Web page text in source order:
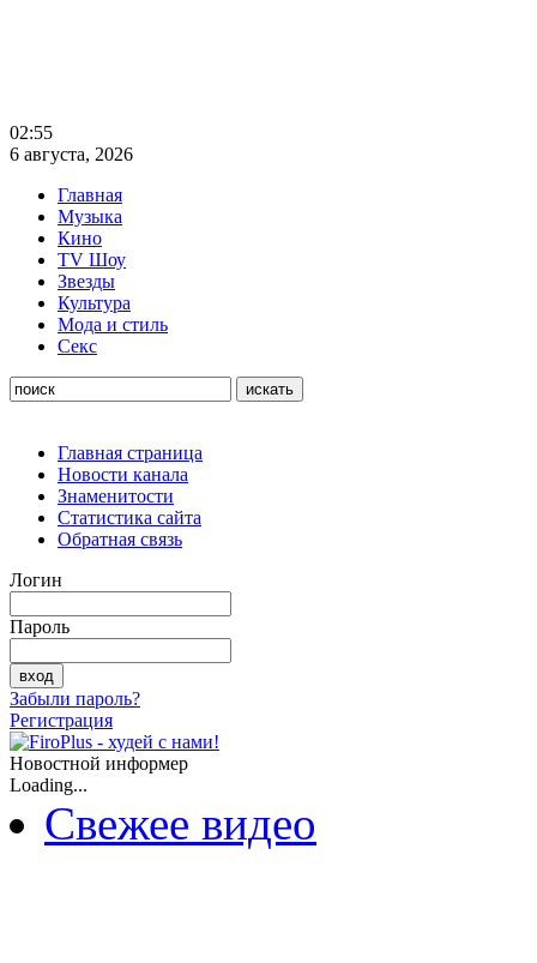
02:55
6 августа, 2026
Главная
Музыка
Кино
TV Шоу
Звезды
Культура
Мода и стиль
Секс
Главная страница
Новости канала
Знаменитости
Статистика сайта
Обратная связь
Логин
Пароль
Забыли пароль?
Регистрация
Новостной информер
Loading...
Свежее видео